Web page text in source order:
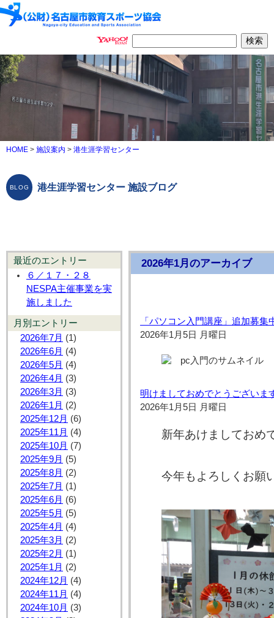
HOME > 施設案内 > 港生涯学習センター
港生涯学習センター 施設ブログ
最近のエントリー
６／１７・２８
NESPA主催事業を実
施しました
月別エントリー
2026年7月 (1)
2026年6月 (4)
2026年5月 (4)
2026年4月 (3)
2026年3月 (3)
2026年1月 (2)
2025年12月 (6)
2025年11月 (4)
2025年10月 (7)
2025年9月 (5)
2025年8月 (2)
2025年7月 (1)
2025年6月 (6)
2025年5月 (5)
2025年4月 (4)
2025年3月 (2)
2025年2月 (1)
2025年1月 (2)
2024年12月 (4)
2024年11月 (4)
2024年10月 (3)
2026年1月のアーカイブ
「パソコン入門講座」追加募集
2026年1月5日 月曜日
明けましておめでとうございま
2026年1月5日 月曜日
新年あけましておめ
今年もよろしくお願